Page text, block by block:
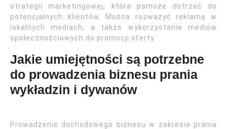
strategii marketingowej, która pomoże dotrzeć do
potencjalnych klientów. Można rozważyć reklamę w
lokalnych mediach, a także wykorzystanie mediów
społecznościowych do promocji oferty.
Jakie umiejętności są potrzebne
do prowadzenia biznesu prania
wykładzin i dywanów
Prowadzenie dochodowego biznesu w zakresie prania